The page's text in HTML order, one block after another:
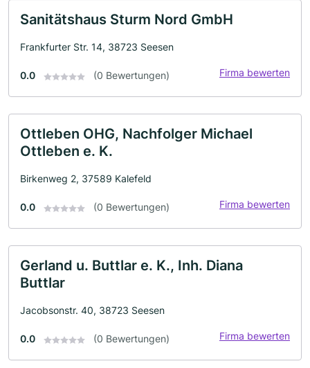
Sanitätshaus Sturm Nord GmbH
Frankfurter Str. 14, 38723 Seesen
0.0 (0 Bewertungen) Firma bewerten
Ottleben OHG, Nachfolger Michael
Ottleben e. K.
Birkenweg 2, 37589 Kalefeld
0.0 (0 Bewertungen) Firma bewerten
Gerland u. Buttlar e. K., Inh. Diana
Buttlar
Jacobsonstr. 40, 38723 Seesen
0.0 (0 Bewertungen) Firma bewerten